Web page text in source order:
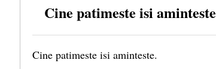
Cine patimeste isi aminteste
Cine patimeste isi aminteste.